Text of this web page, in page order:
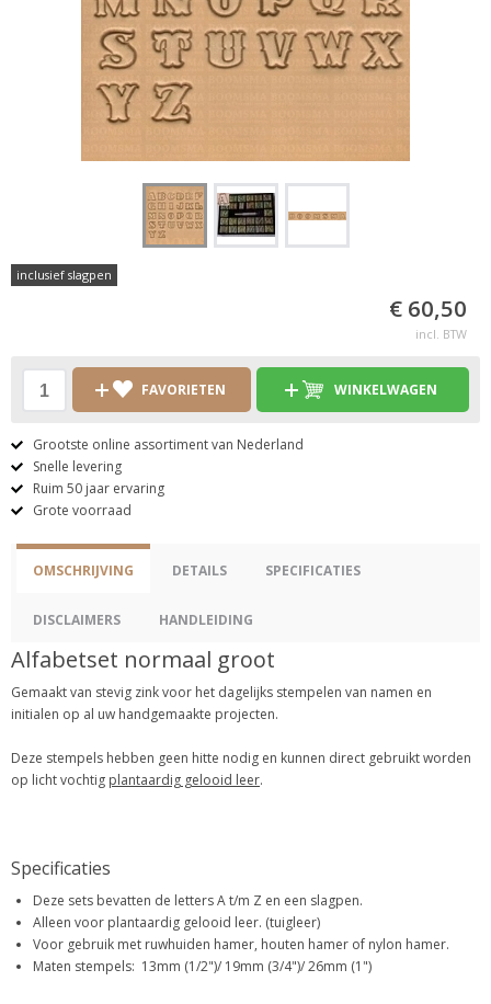
inclusief slagpen
€ 60,50
incl. BTW
FAVORIETEN WINKELWAGEN
Grootste online assortiment van Nederland
Snelle levering
Ruim 50 jaar ervaring
Grote voorraad
OMSCHRIJVING DETAILS SPECIFICATIES
DISCLAIMERS HANDLEIDING
Alfabetset normaal groot
Gemaakt van stevig zink voor het dagelijks stempelen van namen en
initialen op al uw handgemaakte projecten.
Deze stempels hebben geen hitte nodig en kunnen direct gebruikt worden
op licht vochtig plantaardig gelooid leer.
Specificaties
Deze sets bevatten de letters A t/m Z en een slagpen.
Alleen voor plantaardig gelooid leer. (tuigleer)
Voor gebruik met ruwhuiden hamer, houten hamer of nylon hamer.
Maten stempels: 13mm (1/2")/ 19mm (3/4")/ 26mm (1")